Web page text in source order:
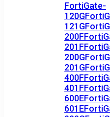
FortiGate-
120G
121G
200F
201F
200G
201G
400F
401F
600E
601E